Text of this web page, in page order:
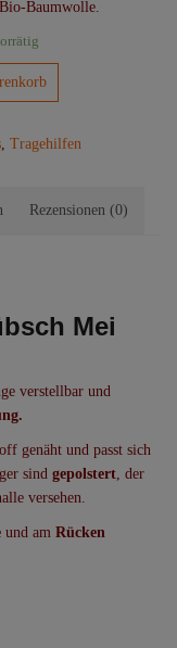
Baumwolle.
Tragehilfen
Rezensionen (0)
Mei
verstellbar und
genäht und passt sich
sind gepolstert, der
versehen.
und am Rücken